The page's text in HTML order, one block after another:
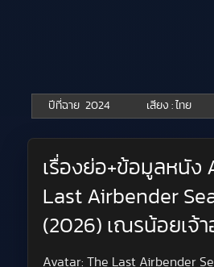
ปีที่ฉาย 2024 เสียง : ไทย
เรื่องย่อ+ข้อมูลหนัง
Last Airbender
(2026) เณรน้อยเจ้
Avatar: The Last Airbender